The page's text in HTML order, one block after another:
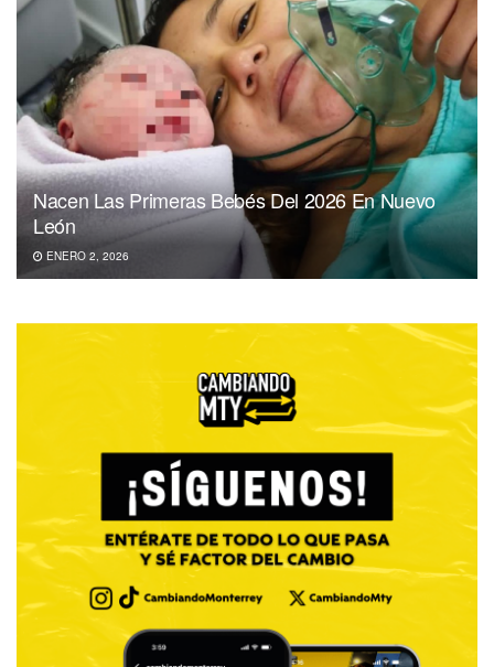
Nacen Las Primeras Bebés Del 2026 En Nuevo
León
ENERO 2, 2026